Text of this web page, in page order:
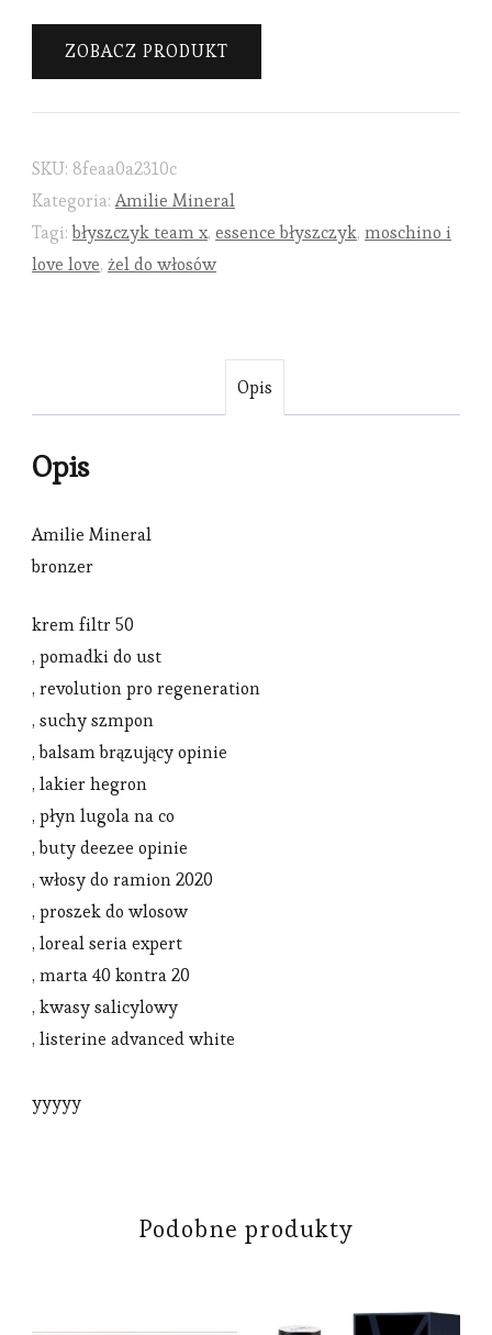
ZOBACZ PRODUKT
SKU: 8feaa0a2310c
Kategoria:Amilie Mineral
Tagi:błyszczyk team x, essence błyszczyk, moschino i
love love, żel do włosów
Opis
Opis
Amilie Mineral
bronzer
krem filtr 50
, pomadki do ust
, revolution pro regeneration
, suchy szmpon
, balsam brązujący opinie
, lakier hegron
, płyn lugola na co
, buty deezee opinie
, włosy do ramion 2020
, proszek do wlosow
, loreal seria expert
, marta 40 kontra 20
, kwasy salicylowy
, listerine advanced white
yyyyy
Podobne produkty